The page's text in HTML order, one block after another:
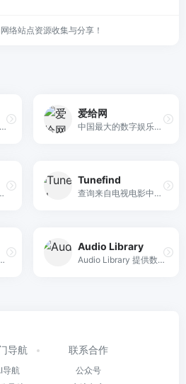
络站点资源收集与分享！
Shutterstock 提供超过 4.7 亿张高质量照片、矢量图、视频及音乐素材，并集成先进的 AI 图片与视频生成工具，为您的一流创意项目提供全方位授权保障。
爱给网
中国最大的数字娱乐免费素材下载网站,免费提供免费的音效配乐|3D模型|视频|游戏素材资源下载。
性检查和价格比较，帮助用户轻松构建理想PC。
Tunefind
查询来自电视电影中的音乐
应用程序等的免版税音乐。灵感来自 Unsplash。
Audio Library
Audio Library 提供数千首免版权音乐，全部免费下载并可商用，只需注明作者即可用于视频、直播、播客等多场景。
导航
导航
联系合作
公众号